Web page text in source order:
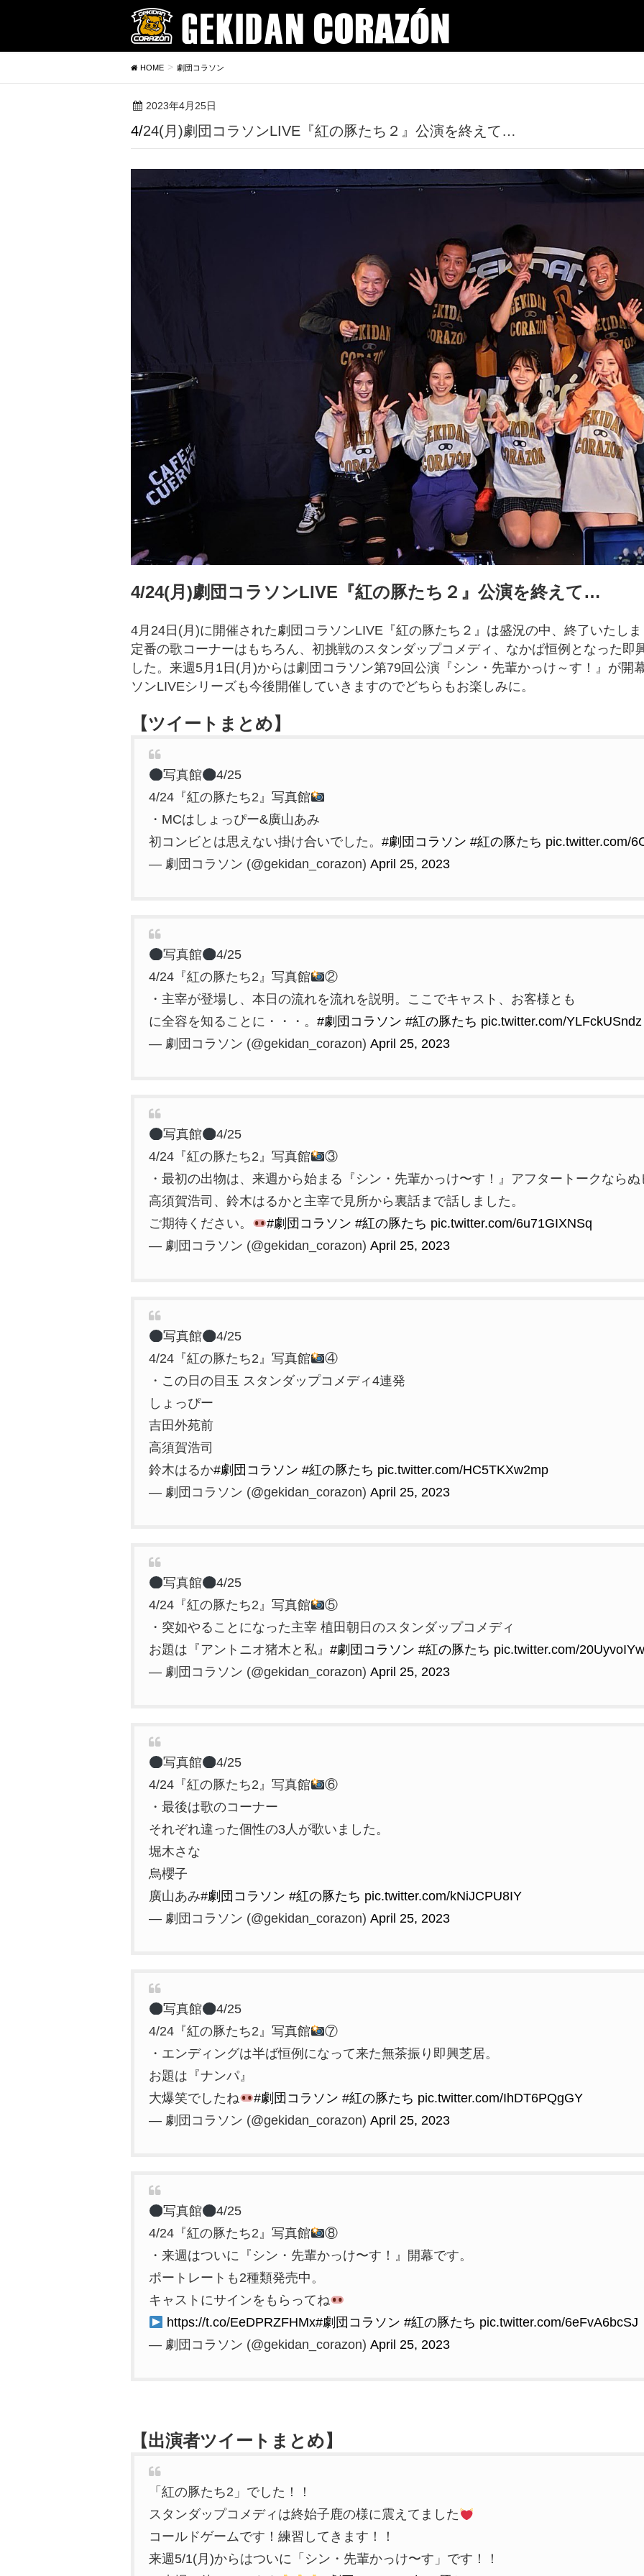
HOME 劇団コラソン
2023年4月25日
4/24(月)劇団コラソンLIVE『紅の豚たち２』公演を終えて…
4/24(月)劇団コラソンLIVE『紅の豚たち２』公演を終えて…
4月24日(月)に開催された劇団コラソンLIVE『紅の豚たち２』は盛況の中、終了いたし
定番の歌コーナーはもちろん、初挑戦のスタンダップコメディ、なかば恒例となった即
した。来週5月1日(月)からは劇団コラソン第79回公演『シン・先輩かっけ～す！』が開
ソンLIVEシリーズも今後開催していきますのでどちらもお楽しみに。
【ツイートまとめ】
写真館
4/25
4/24『紅の豚たち2』写真館
・MCはしょっぴー&廣山あみ
初コンビとは思えない掛け合いでした。 #劇団コラソン #紅の豚たち pic.twitter.com/
— 劇団コラソン (@gekidan_corazon) April 25, 2023
写真館
4/25
4/24『紅の豚たち2』写真館
②
・主宰が登場し、本日の流れを流れを説明。ここでキャスト、お客様とも
に全容を知ることに・・・。 #劇団コラソン #紅の豚たち pic.twitter.com/YLFckUSndz
— 劇団コラソン (@gekidan_corazon) April 25, 2023
写真館
4/25
4/24『紅の豚たち2』写真館
③
・最初の出物は、来週から始まる『シン・先輩かっけ〜す！』アフタートークなら
高須賀浩司、鈴木はるかと主宰で見所から裏話まで話しました。
ご期待ください。
#劇団コラソン #紅の豚たち pic.twitter.com/6u71GIXNSq
— 劇団コラソン (@gekidan_corazon) April 25, 2023
写真館
4/25
4/24『紅の豚たち2』写真館
④
・この日の目玉 スタンダップコメディ4連発
しょっぴー
吉田外苑前
高須賀浩司
鈴木はるか#劇団コラソン #紅の豚たち pic.twitter.com/HC5TKXw2mp
— 劇団コラソン (@gekidan_corazon) April 25, 2023
写真館
4/25
4/24『紅の豚たち2』写真館
⑤
・突如やることになった主宰 植田朝日のスタンダップコメディ
お題は『アントニオ猪木と私』 #劇団コラソン #紅の豚たち pic.twitter.com/
— 劇団コラソン (@gekidan_corazon) April 25, 2023
写真館
4/25
4/24『紅の豚たち2』写真館
⑥
・最後は歌のコーナー
それぞれ違った個性の3人が歌いました。
堀木さな
烏櫻子
廣山あみ#劇団コラソン #紅の豚たち pic.twitter.com/kNiJCPU8IY
— 劇団コラソン (@gekidan_corazon) April 25, 2023
写真館
4/25
4/24『紅の豚たち2』写真館
⑦
・エンディングは半ば恒例になって来た無茶振り即興芝居。
お題は『ナンパ』
大爆笑でしたね
#劇団コラソン #紅の豚たち pic.twitter.com/IhDT6PQgGY
— 劇団コラソン (@gekidan_corazon) April 25, 2023
写真館
4/25
4/24『紅の豚たち2』写真館
⑧
・来週はついに『シン・先輩かっけ〜す！』開幕です。
ポートレートも2種類発売中。
キャストにサインをもらってね
https://t.co/EeDPRZFHMx#劇団コラソン #紅の豚たち pic.twitter.com/6eFvA6bcSJ
— 劇団コラソン (@gekidan_corazon) April 25, 2023
【出演者ツイートまとめ】
「紅の豚たち2」でした！！
スタンダップコメディは終始子鹿の様に震えてました
コールドゲームです！練習してきます！！
来週5/1(月)からはついに「シン・先輩かっけ〜す」です！！